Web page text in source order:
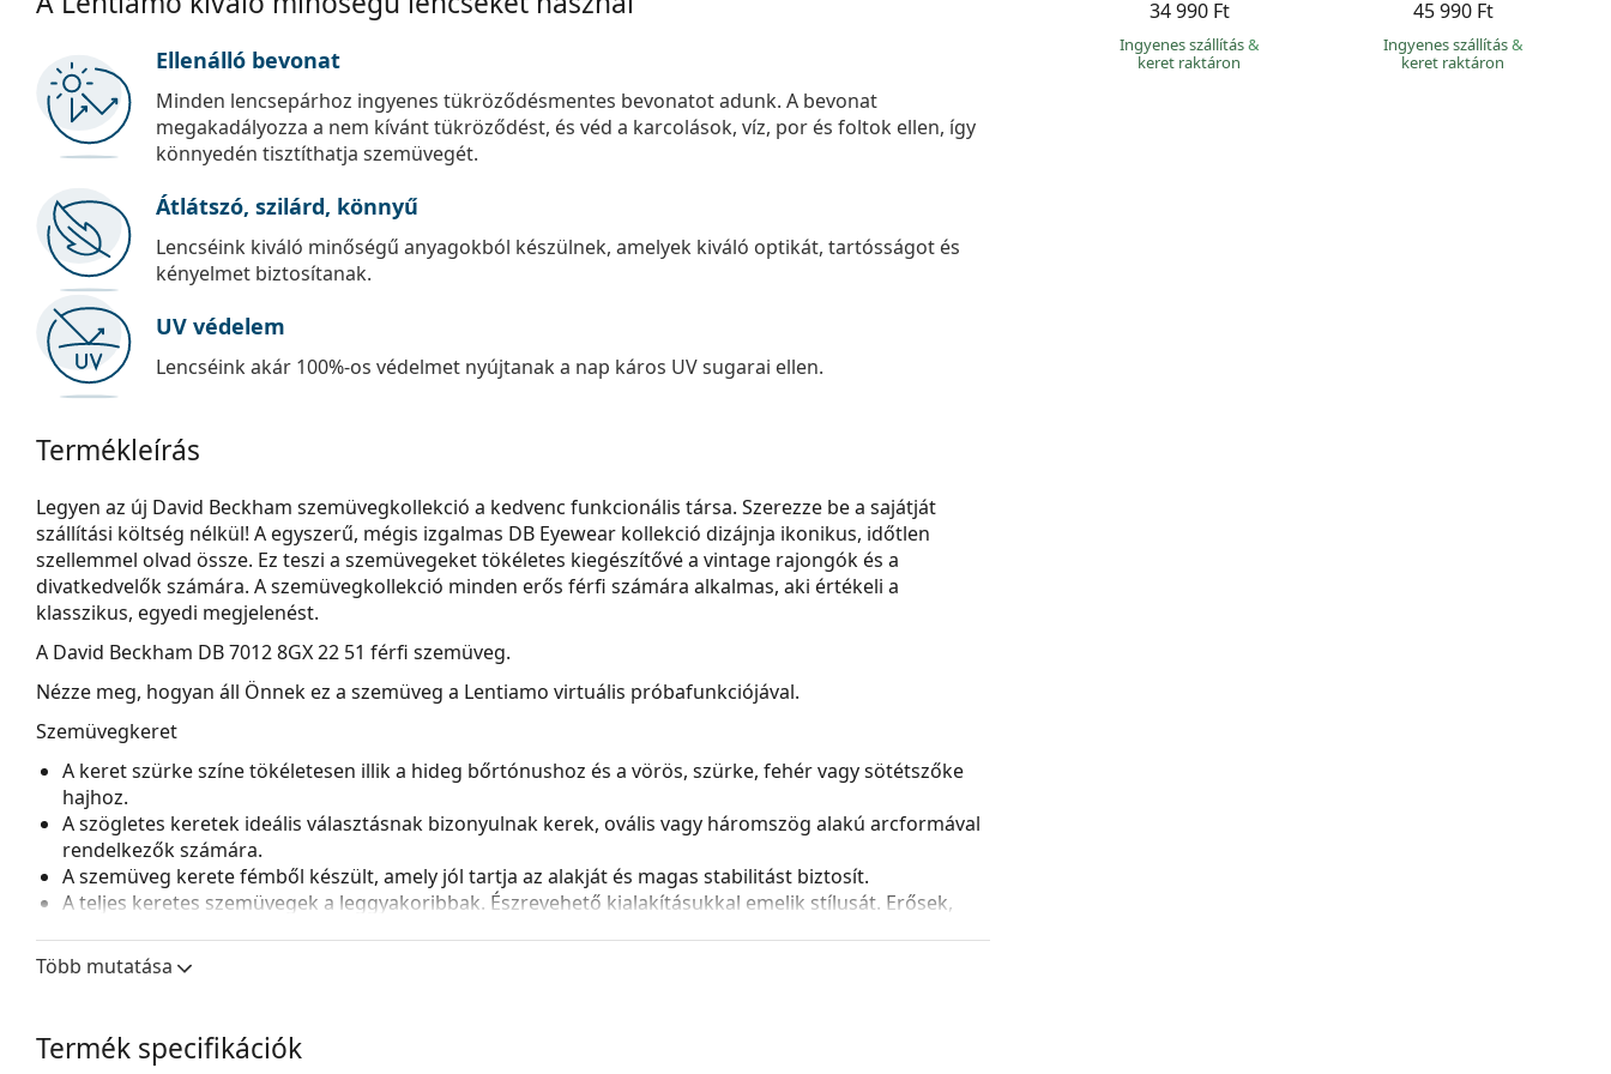
34 990 Ft
Ingyenes szállítás&
keret raktáron
45 990 Ft
Ingyenes szállítás&
keret raktáron
Ellenálló bevonat
Minden lencsepárhoz ingyenes tükröződésmentes bevonatot adunk. A bevonat
megakadályozza a nem kívánt tükröződést, és véd a karcolások, víz, por és foltok ellen, így
könnyedén tisztíthatja szemüvegét.
Átlátszó, szilárd, könnyű
Lencséink kiváló minőségű anyagokból készülnek, amelyek kiváló optikát, tartósságot és
kényelmet biztosítanak.
UV védelem
Lencséink akár 100%-os védelmet nyújtanak a nap káros UV sugarai ellen.
Termékleírás
Legyen az új David Beckham szemüvegkollekció a kedvenc funkcionális társa. Szerezze be a sajátját
szállítási költség nélkül! A egyszerű, mégis izgalmas DB Eyewear kollekció dizájnja ikonikus, időtlen
szellemmel olvad össze. Ez teszi a szemüvegeket tökéletes kiegészítővé a vintage rajongók és a
divatkedvelők számára. A szemüvegkollekció minden erős férfi számára alkalmas, aki értékeli a
klasszikus, egyedi megjelenést.
A David Beckham DB 7012 8GX 22 51 férfi szemüveg.
Nézze meg, hogyan áll Önnek ez a szemüveg a Lentiamo virtuális próbafunkciójával.
Szemüvegkeret
A keret szürke színe tökéletesen illik a hideg bőrtónushoz és a vörös, szürke, fehér vagy sötétszőke
hajhoz.
A szögletes keretek ideális választásnak bizonyulnak kerek, ovális vagy háromszög alakú arcformával
rendelkezők számára.
A szemüveg kerete fémből készült, amely jól tartja az alakját és magas stabilitást biztosít.
A teljes keretes szemüvegek a leggyakoribbak. Észrevehető kialakításukkal emelik stílusát. Erősek,
lencséhez alkalmas, beleértve a vastagabb, nagyobb optikai teljesítményű lencséket is.
Az állítható orrpárnák lehetővé teszik a szemüveg pozíciójának és illeszkedésének finom módosítását
a sérülések vagy törések elkerülése érdekében.
Több mutatása
Termék specifikációk